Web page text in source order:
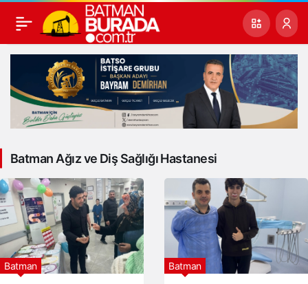
Batman Ağız ve Diş Sağlığı Hastanesi
Batman Batman